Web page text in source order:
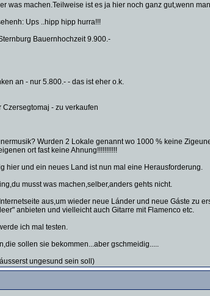
was machen.Teilweise ist es ja hier noch ganz gut,wenn
Ups ..hipp hipp hurra!!!
Bauernhochzeit 9.900.-
an - nur 5.800.- - das ist eher o.k.
- zu verkaufen
Wurden 2 Lokale genannt wo 1000 % keine
ort fast keine Ahnung!!!!!!!!!!!
hier und ein neues Land ist nun mal eine Herausforderung.
musst was machen,selber,anders gehts nicht.
aus,um wieder neue Lánder und neue Gáste zu
anbieten und vielleicht auch Gitarre mit Flamenco etc.
ich mal testen.
sollen sie bekommen...aber gschmeidig.....
ungesund sein soll)